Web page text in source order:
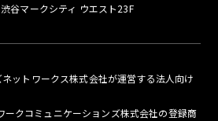
谷マークシティ ウエスト23F
ネットワークス株式会社が運営する法人向け
ークコミュニケーションズ株式会社の登録商